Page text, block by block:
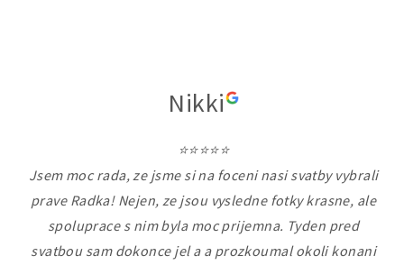
Nikki
⭐⭐⭐⭐⭐
Jsem moc rada, ze jsme si na foceni nasi svatby vybrali
prave Radka! Nejen, ze jsou vysledne fotky krasne, ale
spoluprace s nim byla moc prijemna. Tyden pred
svatbou sam dokonce jel a a prozkoumal okoli konani